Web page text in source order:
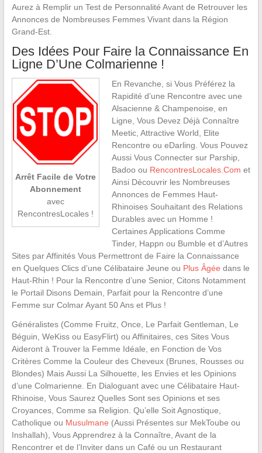
Aurez à Remplir un Test de Personnalité Avant de Retrouver les
Annonces de Nombreuses Femmes Vivant dans la Région
Grand-Est.
Des Idées Pour Faire la Connaissance En
Ligne D’Une Colmarienne !
Arrêt Facile de Votre
Abonnement
avec
RencontresLocales !
En Revanche, si Vous Préférez la
Rapidité d’une Rencontre avec une
Alsacienne & Champenoise, en
Ligne, Vous Devez Déjà Connaître
Meetic, Attractive World, Elite
Rencontre ou eDarling. Vous Pouvez
Aussi Vous Connecter sur Parship,
Badoo ou RencontresLocales.Com et
Ainsi Découvrir les Nombreuses
Annonces de Femmes Haut-
Rhinoises Souhaitant des Relations
Durables avec un Homme !
Certaines Applications Comme
Tinder, Happn ou Bumble et d’Autres
Sites par Affinités Vous Permettront de Faire la Connaissance
en Quelques Clics d’une Célibataire Jeune ou Plus Âgée dans le
Haut-Rhin ! Pour la Rencontre d’une Senior, Citons Notamment
le Portail Disons Demain, Parfait pour la Rencontre d’une
Femme sur Colmar Ayant 50 Ans et Plus !
Généralistes (Comme Fruitz, Once, Le Parfait Gentleman, Le
Béguin, WeKiss ou EasyFlirt) ou Affinitaires, ces Sites Vous
Aideront à Trouver la Femme Idéale, en Fonction de Vos
Critères Comme la Couleur des Cheveux (Brunes, Rousses ou
Blondes) Mais Aussi La Silhouette, les Envies et les Opinions
d’une Colmarienne. En Dialoguant avec une Célibataire Haut-
Rhinoise, Vous Saurez Quelles Sont ses Opinions et ses
Croyances, Comme sa Religion. Qu’elle Soit Agnostique,
Catholique ou Musulmane (Aussi Présentes sur MekToube ou
Inshallah), Vous Apprendrez à la Connaître, Avant de la
Rencontrer et de l’Inviter dans un Café ou un Restaurant